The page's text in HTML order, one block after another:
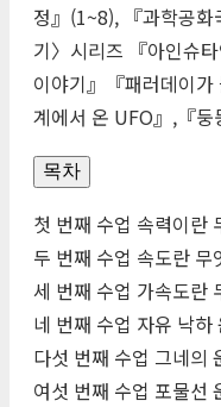
정』(1~8), 『과학공화
기〉시리즈 『아인슈
이야기』『패러데이
계에서 온 UFO』,『
목차
첫 번째 수업 속력이란
두 번째 수업 속도란 무
세 번째 수업 가속도란
네 번째 수업 자유 낙하
다섯 번째 수업 그네의
여섯 번째 수업 포물선